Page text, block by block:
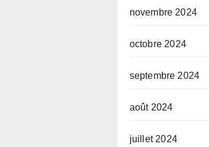
novembre 2024
octobre 2024
septembre 2024
août 2024
juillet 2024